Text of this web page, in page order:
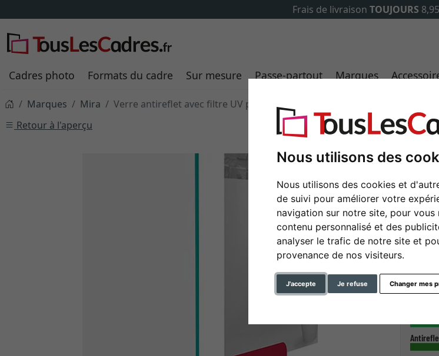
Nous utilisons des
Nous utilisons des cookies et
de suivi pour améliorer votre
navigation sur notre site, pour vous
contenu personnalisé et des
analyser le trafic de notre site et
provenance de nos visiteurs.
J'accepte Je refuse Changer mes
✓500 000 articles au
Cadres photo Formats du cadre Sur mesure Passe-partout Marques
Marques Mira
Verre antireflet avec filtre UV pour cadre photo
Retour à l'aperçu
Verre
10x15
format
type
Verre